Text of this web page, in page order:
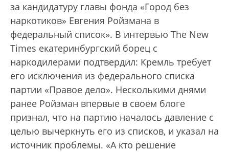
за кандидатуру главы фонда «Город без
наркотиков» Евгения Ройзмана в
федеральный список». В интервью The New
Times екатеринбургский борец с
наркодилерами подтвердил: Кремль требует
его исключения из федерального списка
партии «Правое дело». Несколькими днями
ранее Ройзман впервые в своем блоге
признал, что на партию началось давление с
целью вычеркнуть его из списков, и указал на
источник проблемы. «А кто решение